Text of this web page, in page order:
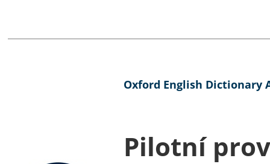
Oxford English Dictionary
Pilotní